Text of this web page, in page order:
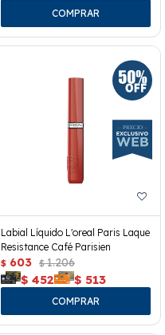
Labial Líquido L'oreal Paris Laque
Resistance Café Parisien
$ 603 $ 1.206
$ 452 $ 513